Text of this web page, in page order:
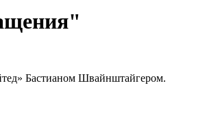
Бастианом Швайнштайгером.